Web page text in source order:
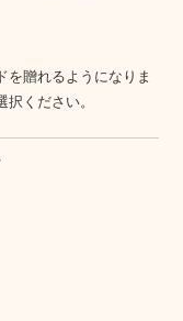
を贈れるようになりま
ください。